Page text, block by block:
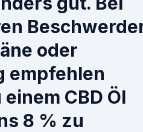
oder
empfehlen
CBD Öl
8 % zu